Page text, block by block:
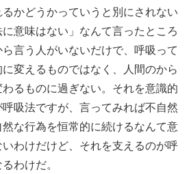
かどうかっていうと別にされない
意味はない」なんて言ったところ
言う人がいないだけで、呼吸って
変えるものではなく、人間のから
るものに過ぎない。それを意識的
吸法ですが、言ってみれば不自然
な行為を恒常的に続けるなんて意
わけだけど、それを支えるのが呼
わけだ。